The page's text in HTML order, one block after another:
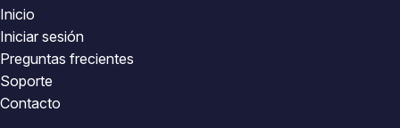
Inicio
Iniciar sesión
Preguntas frecientes
Soporte
Contacto